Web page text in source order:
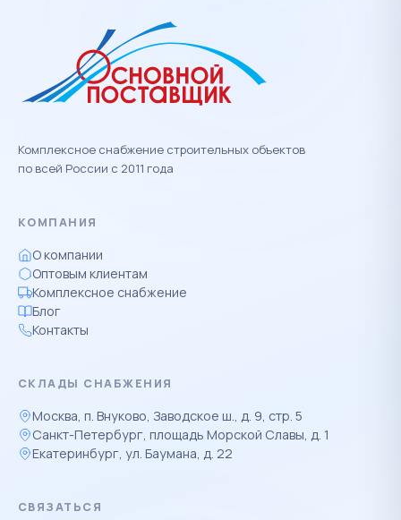
Комплексное снабжение строительных объектов
по всей России с 2011 года
КОМПАНИЯ
О компании
Оптовым клиентам
Комплексное снабжение
Блог
Контакты
СКЛАДЫ СНАБЖЕНИЯ
Москва, п. Внуково, Заводское ш., д. 9, стр. 5
Санкт-Петербург, площадь Морской Славы, д. 1
Екатеринбург, ул. Баумана, д. 22
СВЯЗАТЬСЯ